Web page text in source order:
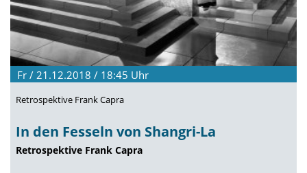
Fr / 21.12.2018 / 18:45 Uhr
Retrospektive Frank Capra
In den Fesseln von Shangri-La
Retrospektive Frank Capra